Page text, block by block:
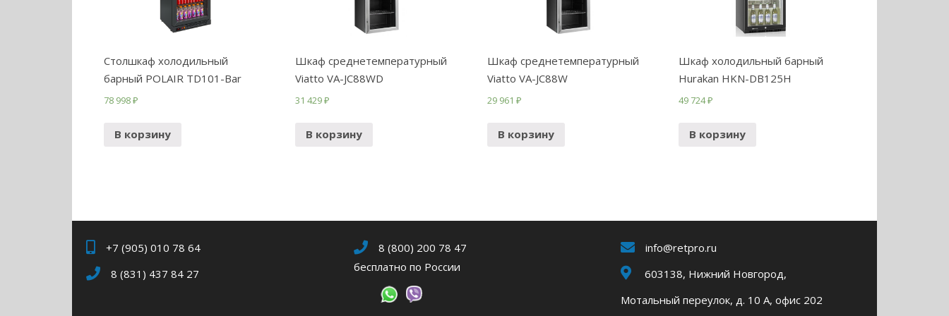
Столшкаф холодильный
барный POLAIR TD101-Bar
78 998₽
В корзину
Шкаф среднетемпературный
Viatto VA-JC88WD
31 429₽
В корзину
Шкаф среднетемпературный
Viatto VA-JC88W
29 961 ₽
В корзину
Шкаф холодильный барный
Hurakan HKN-DB125H
49 724₽
В корзину
+7 (905) 010 78 64
8 (831) 437 84 27
8 (800) 200 78 47
бесплатно по России
info@retpro.ru
603138, Нижний Новгород,
Мотальный переулок, д. 10 А, офис 202